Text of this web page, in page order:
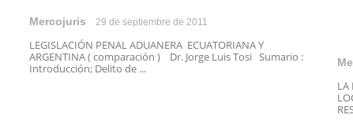
Mercojuris 29 de septiembre de 2011
LEGISLACIÓN PENAL ADUANERA ECUATORIANA Y
ARGENTINA ( comparación ) Dr. Jorge Luis Tosi Sumario :
Introducción; Delito de ...
LA